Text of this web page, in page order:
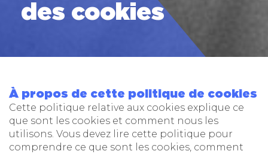
des cookies
À propos de cette politique de cookies
Cette politique relative aux cookies explique ce
que sont les cookies et comment nous les
utilisons. Vous devez lire cette politique pour
comprendre ce que sont les cookies, comment